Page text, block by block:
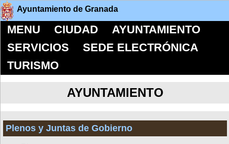
Ayuntamiento de Granada
MENU CIUDAD
AYUNTAMIENTO
SERVICIOS
SEDE ELECTRÓNICA
TURISMO
AYUNTAMIENTO
Plenos y Juntas de Gobierno